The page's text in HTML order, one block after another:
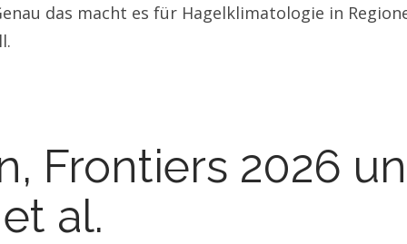
das macht es für Hagelklimatologie in
Frontiers 2026
al.